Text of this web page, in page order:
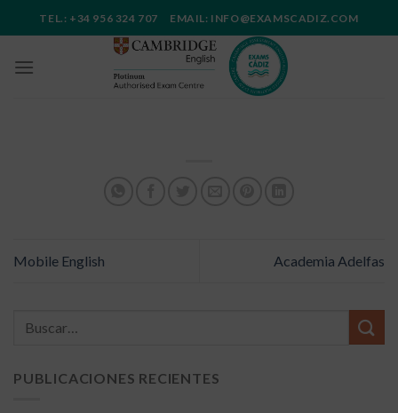
al
TEL.: +34 956 324 707 EMAIL: INFO@EXAMSCADIZ.COM
Mobile English Academia Adelfas
PUBLICACIONES RECIENTES